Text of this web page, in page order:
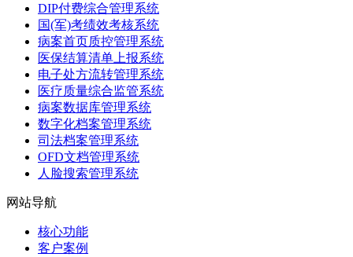
DIP付费综合管理系统
国(军)考绩效考核系统
病案首页质控管理系统
医保结算清单上报系统
电子处方流转管理系统
医疗质量综合监管系统
病案数据库管理系统
数字化档案管理系统
司法档案管理系统
OFD文档管理系统
人脸搜索管理系统
网站导航
核心功能
客户案例